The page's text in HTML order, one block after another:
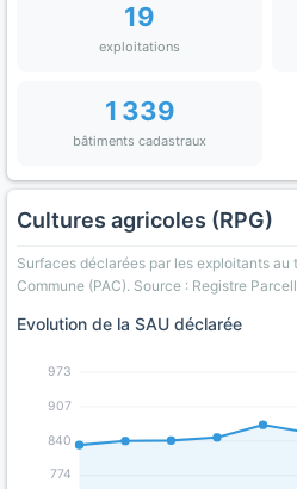
19
exploitations
1 339
bâtiments cadastraux
Cultures agricoles (RPG)
Surfaces déclarées par les exploitants
Commune (PAC). Source : Registre
Evolution de la SAU déclarée
774
840
907
973